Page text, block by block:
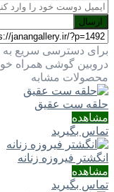
ارسال
برای دسترسی سریع به
دروبین گوشی همراه
محصولات مشابه
حلقه ست عقیق
مشاهده
تماس بگیرید
انگشتر فیروزه زنانه
مشاهده
تماس بگیرید